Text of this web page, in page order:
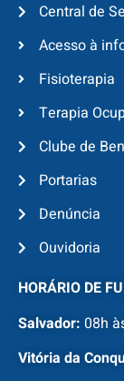
Central de
Acesso à
Fisioterapia
Terapia
Clube de
Portarias
Denúncia
Ouvidoria
HORÁRIO DE
Salvador: 08h
Vitória da